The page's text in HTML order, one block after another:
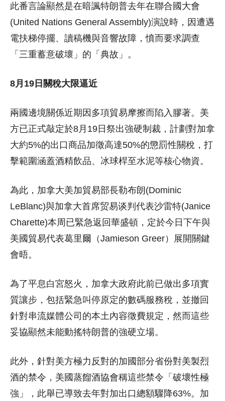
此番言論顯然是在暗諷特朗普去年在聯合國大會
(United Nations General Assembly)演說時，因遭遇
電扶梯停擺、讀稿機與音響故障，憤而要求調查
「三重蓄意破壞」的「典故」。
8月19日關稅大限逼近
兩國邊境關係近期因多項貿易摩擦而陷入膠著。美
方已正式敲定於8月19日祭出強硬制裁，計劃對加拿
大約5%的出口商品加徵高達50%的懲罰性關稅，打
擊範圍涵蓋酒精飲品、冰球桿至水泥等核心物資。
為此，加拿大美加貿易部長勒布朗(Dominic
LeBlanc)與加拿大首席贸易谈判代表沙雷特(Janice
Charette)本周已緊急返回華盛頓，定於今日下午與
美國貿易代表葛里爾（Jamieson Greer）展開關鍵
會晤。
為了平息白宮怒火，加拿大政府此前已做出多項實
質讓步，包括緊急叫停原定的數碼服務稅，並撤回
針對串流媒體公司的本土內容徵費規定，然而這些
妥協顯然未能動搖特朗普的強硬立場。
此外，針對美方極力反對的加國部分省份對美製烈
酒的禁令，美國蒸餾酒協會稱這些禁令「破壞性極
強」，此舉已導致去年對加出口總額驟降63%。加